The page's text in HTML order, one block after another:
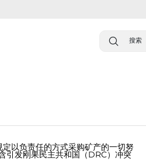
以负责任的方式采购矿产的一切努
引发刚果民主共和国（DRC）冲突